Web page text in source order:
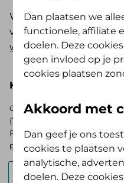
Wij beoordelen of je
voorwaarden van de
werkwijzer (pdf, 604 KB)
Kies hieronder je
Op zoek naar de
(Tand) Doorstap? Kies dan
Polis. Ben je verzekerd bij
pakket.
Alles
Dan plaatsen we
functionele, affiliate
doelen. Deze
geen invloed op je
cookies plaatsen
Akkoord met
Dan geef je ons
cookies te plaatsen
analytische,
doelen. Deze